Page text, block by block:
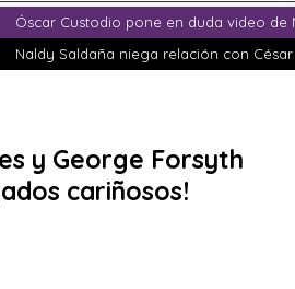
Óscar Custodio pone en duda video de
Naldy Saldaña niega relación con
y George Forsyth
cariñosos!